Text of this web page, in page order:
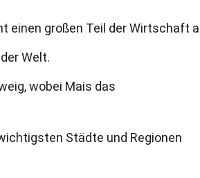
einen großen Teil der Wirtschaft
Welt.
wobei Mais das
Städte und Regionen